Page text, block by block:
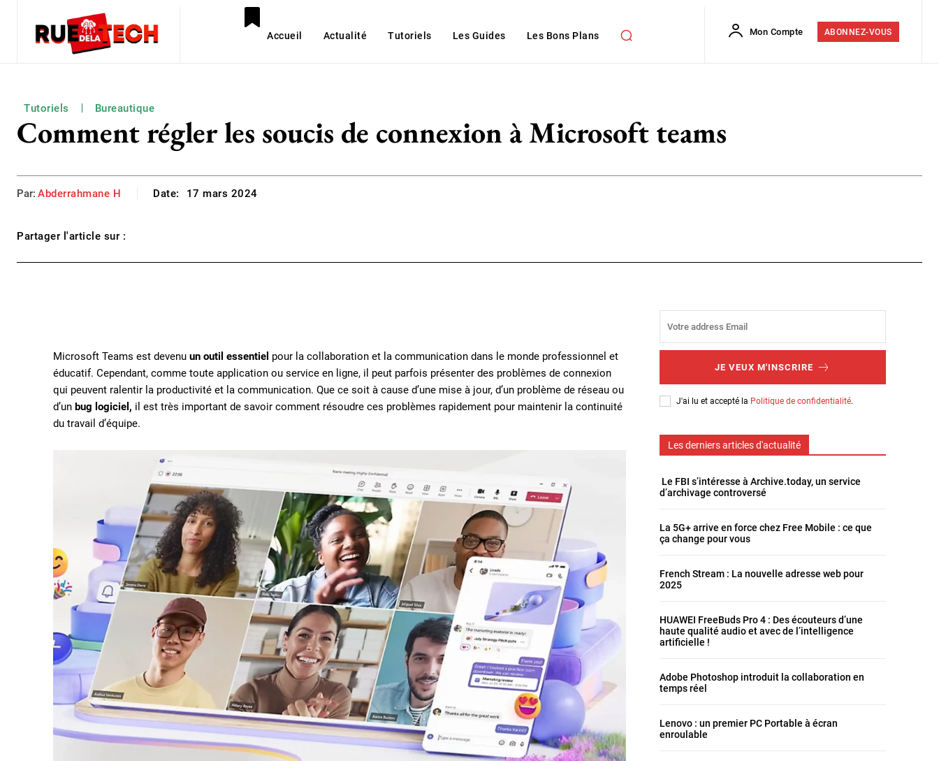
Accueil Actualité Tutoriels Les Guides Les Bons Plans Mon Compte ABONNEZ-VOUS
Tutoriels Bureautique
Comment régler les soucis de connexion à Microsoft teams
Par: Abderrahmane H Date: 17 mars 2024
Partager l'article sur :
Microsoft Teams est devenu un outil essentiel pour la collaboration et la communication dans le monde professionnel et
éducatif. Cependant, comme toute application ou service en ligne, il peut parfois présenter des problèmes de connexion
qui peuvent ralentir la productivité et la communication. Que ce soit à cause d’une mise à jour, d’un problème de réseau ou
d’un bug logiciel, il est très important de savoir comment résoudre ces problèmes rapidement pour maintenir la continuité
du travail d’équipe.
JE VEUX M'INSCRIRE
J'ai lu et accepté la Politique de confidentialité.
Les derniers articles d'actualité
Le FBI s’intéresse à Archive.today, un service
d’archivage controversé
La 5G+ arrive en force chez Free Mobile : ce que
ça change pour vous
French Stream : La nouvelle adresse web pour
2025
HUAWEI FreeBuds Pro 4 : Des écouteurs d’une
haute qualité audio et avec de l’intelligence
artificielle !
Adobe Photoshop introduit la collaboration en
temps réel
Lenovo : un premier PC Portable à écran
enroulable